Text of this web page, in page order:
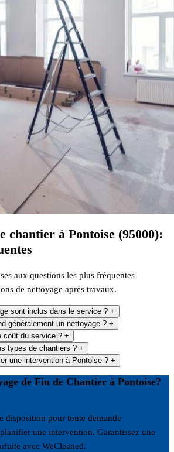
chantier à Pontoise (95000):
aux questions les plus fréquentes
de nettoyage après travaux.
sont inclus dans le service ? +
généralement un nettoyage ? +
coût du service ? +
types de chantiers ? +
une intervention à Pontoise ? +
de Fin de Chantier à Pontoise?
disposition pour toute demande
une intervention. Garantissez une
avec WeCleaned.